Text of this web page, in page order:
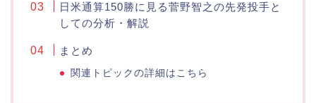
日米通算150勝に見る菅野智之の先発投手と
しての分析・解説
まとめ
関連トピックの詳細はこちら